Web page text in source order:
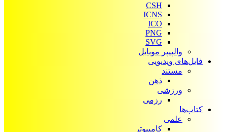
CSH
ICNS
ICO
PNG
SVG
والپیپر موبایل
فایل‌های ویدیویی
مستند
ذهن
ورزشی
رزمی
کتاب‌ها
علمی
کامپیوتر